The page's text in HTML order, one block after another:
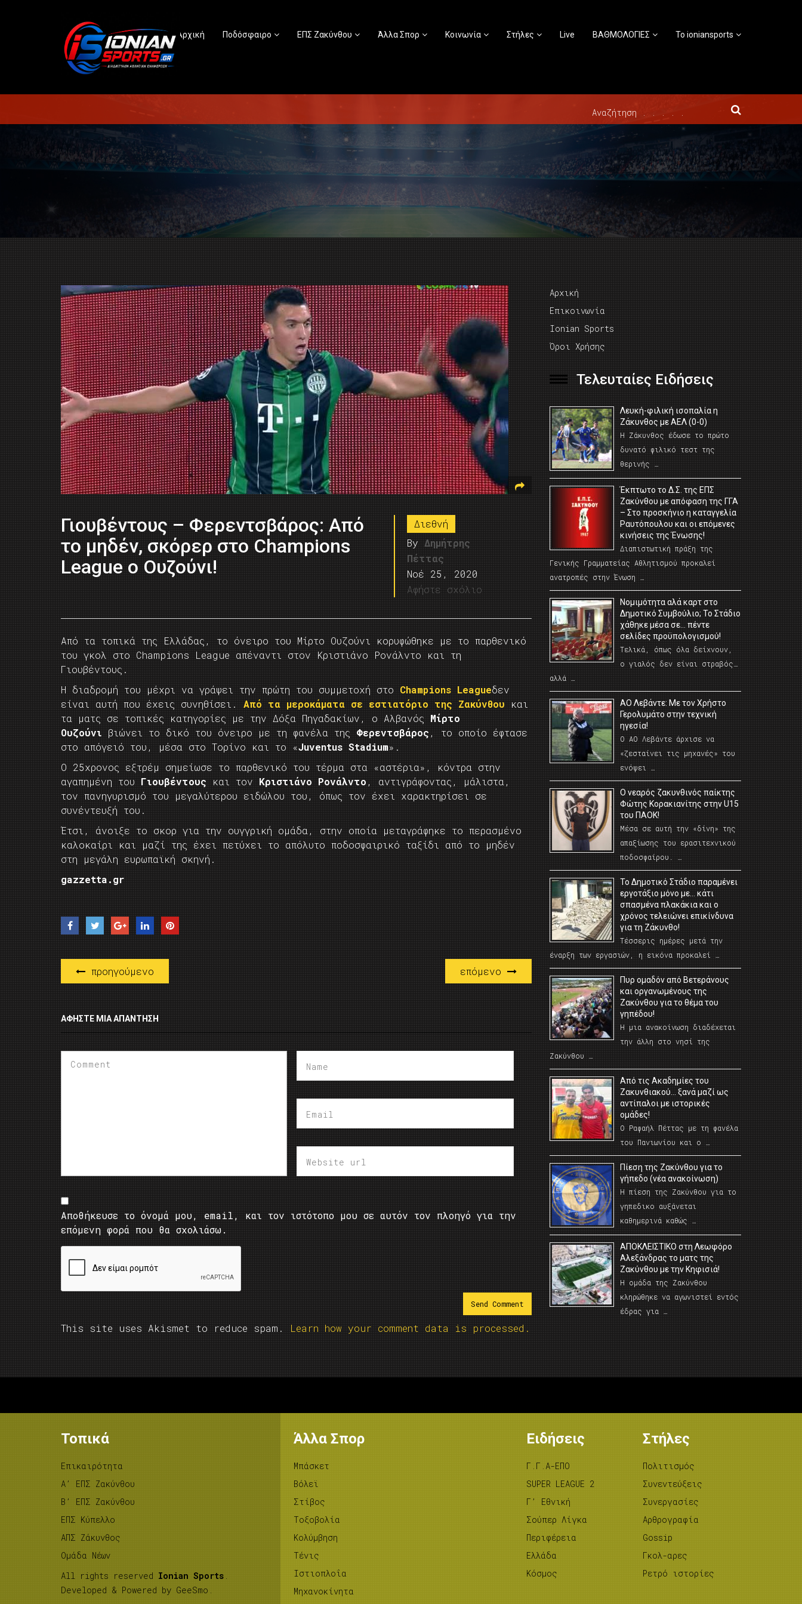
Αρχική Ποδόσφαιρο ΕΠΣ Ζακύνθου Άλλα Σπορ Κοινωνία Στήλες Live ΒΑΘΜΟΛΟΓΙΕΣ Το ioniansports
Γιουβέντους – Φερεντσβάρος: Από
το μηδέν, σκόρερ στο Champions
League o Ουζούνι!
Διεθνή
By Δημήτρης
Πέττας
Νοέ 25, 2020
Αφήστε σχόλιο
Από τα τοπικά της Ελλάδας, το όνειρο του Μίρτο Ουζούνι κορυφώθηκε με το παρθενικό
του γκολ στο Champions League απέναντι στον Κριστιάνο Ρονάλντο και τη
Γιουβέντους.
Η διαδρομή του μέχρι να γράψει την πρώτη του συμμετοχή στο Champions Leagueδεν
είναι αυτή που έχεις συνηθίσει. Από τα μεροκάματα σε εστιατόριο της Ζακύνθου και
τα ματς σε τοπικές κατηγορίες με την Δόξα Πηγαδακίων, ο Αλβανός Μίρτο
Ουζούνι βιώνει το δικό του όνειρο με τη φανέλα της Φερεντσβάρος , το οποίο έφτασε
στο απόγειό του, μέσα στο Τορίνο και το «Juventus Stadium».
Ο 25χρονος εξτρέμ σημείωσε το παρθενικό του τέρμα στα «αστέρια», κόντρα στην
αγαπημένη του Γιουβέντους και τον Κριστιάνο Ρονάλντο , αντιγράφοντας, μάλιστα,
τον πανηγυρισμό του μεγαλύτερου ειδώλου του, όπως τον έχει χαρακτηρίσει σε
συνέντευξή του.
Έτσι, άνοιξε το σκορ για την ουγγρική ομάδα, στην οποία μεταγράφηκε το περασμένο
καλοκαίρι και μαζί της έχει πετύχει το απόλυτο ποδοσφαιρικό ταξίδι από το μηδέν
στη μεγάλη ευρωπαϊκή σκηνή.
gazzetta.gr
προηγούμενο επόμενο
ΑΦΉΣΤΕ ΜΙΑ ΑΠΆΝΤΗΣΗ
Αποθήκευσε το όνομά μου, email, και τον ιστότοπο μου σε αυτόν τον πλοηγό για την
επόμενη φορά που θα σχολιάσω.
This site uses Akismet to reduce spam. Learn how your comment data is processed.
Αρχική
Επικοινωνία
Ionian Sports
Όροι Χρήσης
Τελευταίες Ειδήσεις
Λευκή-φιλική ισοπαλία η
Ζάκυνθος με ΑΕΛ (0-0)
Η Ζάκυνθος έδωσε το πρώτο
δυνατό φιλικό τεστ της
θερινής …
Έκπτωτο το Δ.Σ. της ΕΠΣ
Ζακύνθου με απόφαση της ΓΓΑ
– Στο προσκήνιο η καταγγελία
Ραυτόπουλου και οι επόμενες
κινήσεις της Ένωσης!
Διαπιστωτική πράξη της
Γενικής Γραμματείας Αθλητισμού προκαλεί
ανατροπές στην Ένωση …
Νομιμότητα αλά καρτ στο
Δημοτικό Συμβούλιο; Το Στάδιο
χάθηκε μέσα σε… πέντε
σελίδες προϋπολογισμού!
Τελικά, όπως όλα δείχνουν,
ο γιαλός δεν είναι στραβός…
αλλά …
ΑΟ Λεβάντε: Με τον Χρήστο
Γερολυμάτο στην τεχνική
ηγεσία!
Ο ΑΟ Λεβάντε άρχισε να
«ζεσταίνει τις μηχανές» του
ενόψει …
O νεαρός ζακυνθινός παίκτης
Φώτης Κορακιανίτης στην U15
του ΠΑΟΚ!
Μέσα σε αυτή την «δίνη» της
απαξίωσης του ερασιτεχνικού
ποδοσφαίρου. …
Το Δημοτικό Στάδιο παραμένει
εργοτάξιο μόνο με… κάτι
σπασμένα πλακάκια και ο
χρόνος τελειώνει επικίνδυνα
για τη Ζάκυνθο!
Τέσσερις ημέρες μετά την
έναρξη των εργασιών, η εικόνα προκαλεί …
Πυρ ομαδόν από Βετεράνους
και οργανωμένους της
Ζακύνθου για το θέμα του
γηπέδου!
Η μια ανακοίνωση διαδέχεται
την άλλη στο νησί της
Ζακύνθου …
Από τις Ακαδημίες του
Ζακυνθιακού… ξανά μαζί ως
αντίπαλοι με ιστορικές
ομάδες!
Ο Ραφαήλ Πέττας με τη φανέλα
του Πανιωνίου και ο …
Πίεση της Ζακύνθου για το
γήπεδο (νέα ανακοίνωση)
Η πίεση της Ζακύνθου για το
γηπεδικο αυξάνεται
καθημερινά καθώς …
AΠΟΚΛΕΙΣΤΙΚΟ στη Λεωφόρο
Αλεξάνδρας το ματς της
Ζακύνθου με την Κηφισιά!
Η ομάδα της Ζακύνθου
κληρώθηκε να αγωνιστεί εντός
έδρας για …
Τοπικά
Επικαιρότητα
A’ ΕΠΣ Ζακύνθου
B’ ΕΠΣ Ζακύνθου
ΕΠΣ Κύπελλο
ΑΠΣ Ζάκυνθος
Ομάδα Νέων
All rights reserved Ionian Sports .
Developed & Powered by GeeSmo .
Άλλα Σπορ
Μπάσκετ
Βόλεϊ
Στίβος
Tοξοβολία
Κολύμβηση
Τένις
Ιστιοπλοΐα
Μηχανοκίνητα
Ειδήσεις
Γ.Γ.Α-ΕΠΟ
SUPER LEAGUE 2
Γ’ Εθνική
Σούπερ Λίγκα
Περιφέρεια
Ελλάδα
Κόσμος
Στήλες
Πολιτισμός
Συνεντεύξεις
Συνεργασίες
Αρθρογραφία
Gossip
Γκολ-αρες
Ρετρό ιστορίες